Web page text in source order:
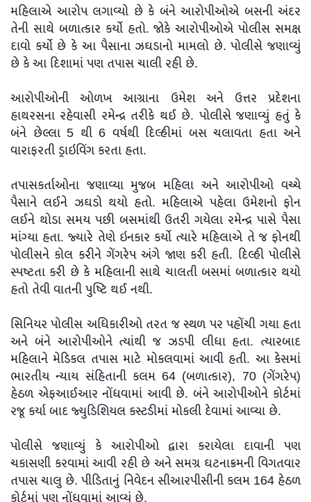
મહિલાએ આરોપ લગાવ્યો છે કે બંને આરોપીઓએ બસની અંદર
તેની સાથે બળાત્કાર કર્યો હતો. જોકે આરોપીઓએ પોલીસ સમક્ષ
દાવો કર્યો છે કે આ પૈસાના ઝઘડાનો મામલો છે. પોલીસે જણાવ્યું
છે કે આ દિશામાં પણ તપાસ ચાલી રહી છે.
આરોપીઓની ઓળખ આગ્રાના ઉમેશ અને ઉત્તર પ્રદેશના
હાથરસના રહેવાસી રમેન્દ્ર તરીકે થઈ છે. પોલીસે જણાવ્યું હતું કે
બંને છેલ્લા 5 થી 6 વર્ષથી દિલ્હીમાં બસ ચલાવતા હતા અને
વારાફરતી ડ્રાઇવિંગ કરતા હતા.
તપાસકર્તાઓના જણાવ્યા મુજબ મહિલા અને આરોપીઓ વચ્ચે
પૈસાને લઈને ઝઘડો થયો હતો. મહિલાએ પહેલા ઉમેશનો ફોન
લઈને થોડા સમય પછી બસમાંથી ઉતરી ગયેલા રમેન્દ્ર પાસે પૈસા
માંગ્યા હતા. જ્યારે તેણે ઇનકાર કર્યો ત્યારે મહિલાએ તે જ ફોનથી
પોલીસને કોલ કરીને ગેંગરેપ અંગે જાણ કરી હતી. દિલ્હી પોલીસે
સ્પષ્ટતા કરી છે કે મહિલાની સાથે ચાલતી બસમાં બળાત્કાર થયો
હતો તેવી વાતની પુષ્ટિ થઈ નથી.
સિનિયર પોલીસ અધિકારીઓ તરત જ સ્થળ પર પહોંચી ગયા હતા
અને બંને આરોપીઓને ત્યાંથી જ ઝડપી લીધા હતા. ત્યારબાદ
મહિલાને મેડિકલ તપાસ માટે મોકલવામાં આવી હતી. આ કેસમાં
ભારતીય ન્યાય સંહિતાની કલમ 64 (બળાત્કાર), 70 (ગેંગરેપ)
હેઠળ એફઆઈઆર નોંધવામાં આવી છે. બંને આરોપીઓને કોર્ટમાં
રજૂ કર્યા બાદ જ્યુડિશિયલ કસ્ટડીમાં મોકલી દેવામાં આવ્યા છે.
પોલીસે જણાવ્યું કે આરોપીઓ દ્વારા કરાયેલા દાવાની પણ
ચકાસણી કરવામાં આવી રહી છે અને સમગ્ર ઘટનાક્રમની વિગતવાર
તપાસ ચાલુ છે. પીડિતાનું નિવેદન સીઆરપીસીની કલમ 164 હેઠળ